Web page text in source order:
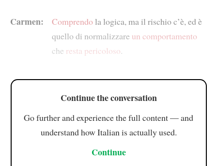
Carmen: Comprendola logica, ma il rischio c’è, ed è
quello di normalizzare un comportamento
che resta pericoloso.
Continue the conversation
Go further and experience the full content — and
understand how Italian is actually used.
Continue